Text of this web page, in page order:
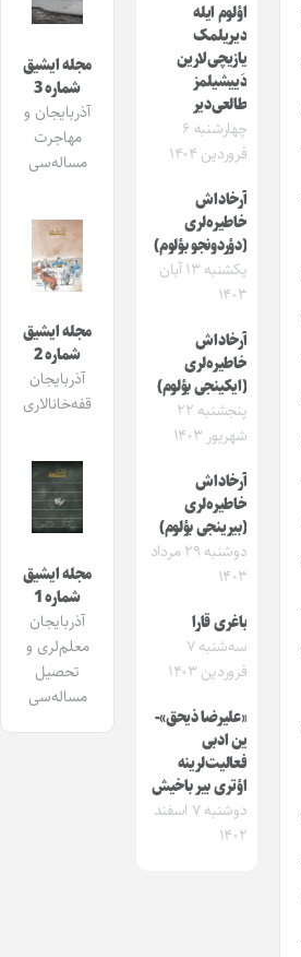
اؤلوم ایله
دیریلمک
یازیچی‌لارین
دَییشیلمز
طالعی‌دیر
چهارشنبه ۶
فروردین ۱۴۰۴
آرخاداش
خاطیره‌لری
(دؤردونجو بؤلوم)
یکشنبه ۱۳ آبان
۱۴۰۳
آرخاداش
خاطیره‌لری
(ایکینجی بؤلوم)
پنجشنبه ۲۲
شهریور ۱۴۰۳
آرخاداش
خاطیره‌لری
(بیرینجی بؤلوم)
دوشنبه ۲۹ مرداد
۱۴۰۳
باغری قارا
سه‌شنبه ۷
فروردین ۱۴۰۳
«علیرضا ذیحق»-
ین ادبی
فعالیت‌لرینه
اؤتری بیر باخیش
دوشنبه ۷ اسفند
۱۴۰۲
مجله ایشیق
شماره 3
آذربایجان و
مهاجرت
مساله‌سی
مجله ایشیق
شماره 2
آذربایجان
قفه‌خانالاری
مجله ایشیق
شماره 1
آذربایجان
معلم‌لری و
تحصیل
مساله‌سی